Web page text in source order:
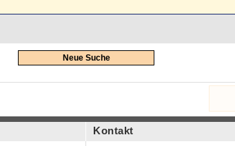
Neue Suche
Kontakt